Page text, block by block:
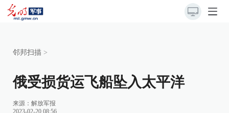
邻邦扫描 >
俄受损货运飞船坠入太平洋
来源： 解放军报
2023-02-20 08:56